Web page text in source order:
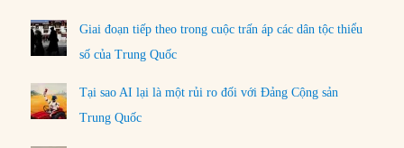
Giai đoạn tiếp theo trong cuộc trấn áp các dân tộc thiểu
số của Trung Quốc
Tại sao AI lại là một rủi ro đối với Đảng Cộng sản
Trung Quốc